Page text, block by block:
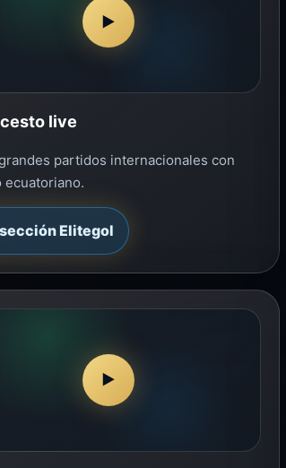
▶
live
partidos internacionales con
ecuatoriano.
Elitegol
▶